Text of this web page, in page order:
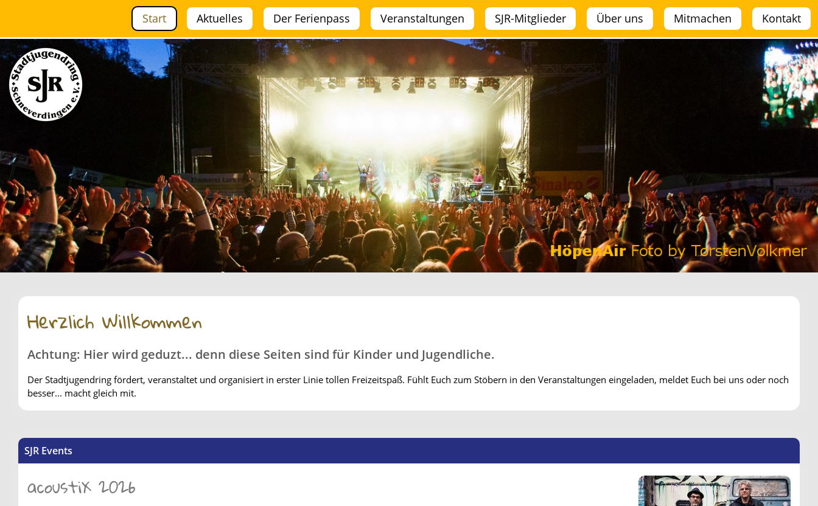
Navigation überspringen
Start
Aktuelles Der Ferienpass Veranstaltungen SJR-Mitglieder Über uns Mitmachen Kontakt
Herzlich Willkommen
Achtung: Hier wird geduzt... denn diese Seiten sind für Kinder und Jugendliche.
Der Stadtjugendring fördert, veranstaltet und organisiert in erster Linie tollen Freizeitspaß. Fühlt Euch zum Stöbern in den Veranstaltungen eingeladen, meldet Euch bei uns oder noch
besser... macht gleich mit.
SJR Events
acoustiX 2026